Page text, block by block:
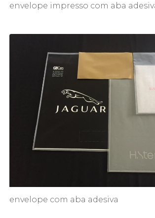
envelope impresso com aba
envelope com aba adesiva